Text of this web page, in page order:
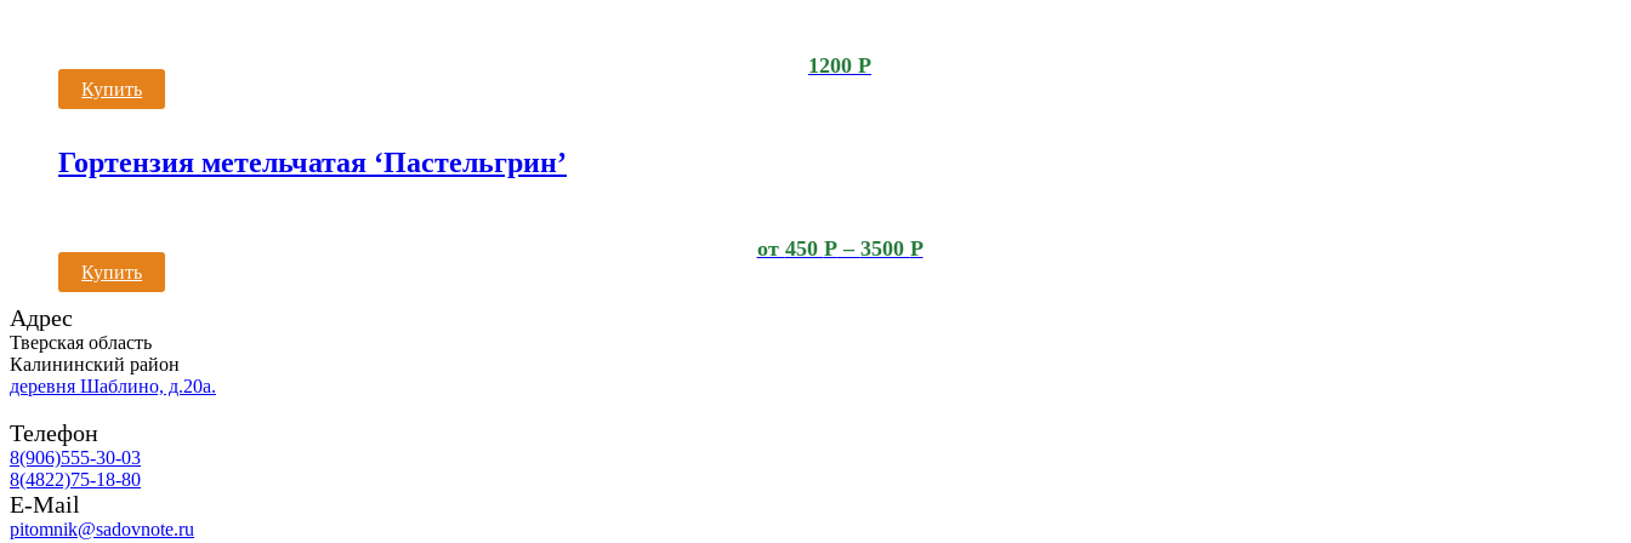
1200 Р
Купить
Гортензия метельчатая ‘Пастельгрин’
от 450 Р– 3500 Р
Купить
Адрес
Тверская область
Калининский район
деревня Шаблино, д.20а.
Телефон
8(906)555-30-03
8(4822)75-18-80
E-Mail
pitomnik@sadovnote.ru